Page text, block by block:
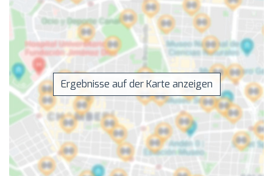
Ergebnisse auf der Karte anzeigen